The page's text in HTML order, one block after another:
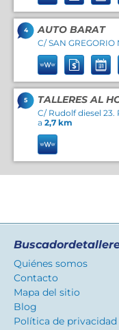
4 AUTO BARAT
C/ SAN
5 TALLERES AL
C/ Rudolf diesel 23.
a 2,7 km
Quiénes somos
Contacto
Mapa del sitio
Blog
Política de privacidad